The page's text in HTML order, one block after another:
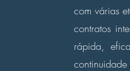
com várias
contratos
rápida,